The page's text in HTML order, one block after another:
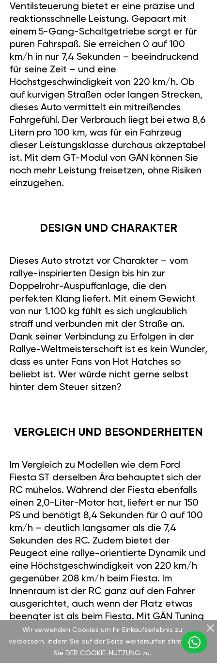
Ventilsteuerung bietet er eine präzise und
reaktionsschnelle Leistung. Gepaart mit
einem 5-Gang-Schaltgetriebe sorgt er für
puren Fahrspaß. Sie erreichen 0 auf 100
km/h in nur 7,4 Sekunden – beeindruckend
für seine Zeit – und eine
Höchstgeschwindigkeit von 220 km/h. Ob
auf kurvigen Straßen oder langen Strecken,
dieses Auto vermittelt ein mitreißendes
Fahrgefühl. Der Verbrauch liegt bei etwa 8,6
Litern pro 100 km, was für ein Fahrzeug
dieser Leistungsklasse durchaus akzeptabel
ist. Mit dem GT-Modul von GÄN können Sie
noch mehr Leistung freisetzen, ohne Risiken
einzugehen.
DESIGN UND CHARAKTER
Dieses Auto strotzt vor Charakter – vom
rallye-inspirierten Design bis hin zur
Doppelrohr-Auspuffanlage, die den
perfekten Klang liefert. Mit einem Gewicht
von nur 1.100 kg fühlt es sich unglaublich
straff und verbunden mit der Straße an.
Dank seiner Verbindung zu Erfolgen in der
Rallye-Weltmeisterschaft ist es kein Wunder,
dass es unter Fans von Hot Hatches so
beliebt ist. Wer würde nicht gerne selbst
hinter dem Steuer sitzen?
VERGLEICH UND BESONDERHEITEN
Im Vergleich zu Modellen wie dem Ford
Fiesta ST derselben Ära behauptet sich der
RC mühelos. Während der Fiesta ebenfalls
einen 2,0-Liter-Motor hat, liefert er nur 150
PS und benötigt 8,4 Sekunden für 0 auf 100
km/h – deutlich langsamer als die 7,4
Sekunden des RC. Zudem bietet der
Peugeot eine rallye-orientierte Dynamik und
eine Höchstgeschwindigkeit von 220 km/h
gegenüber 208 km/h beim Fiesta. Im
Innenraum ist der RC ganz auf den Fahrer
ausgerichtet, auch wenn der Platz etwas
beengter ist als beim Fiesta. Mit GÄN Tuning
können Sie den Leistungsunterschied noch
weiter ausbauen, ohne fragwürdige Eingriffe
am Steuergerät.
Wir verwenden Cookies um Ihr Einkaufserlebnis zu
verbessern. Indem Sie auf der Seite weitersurfen stimmen
Sie DER COOKIE-NUTZUNG zu.